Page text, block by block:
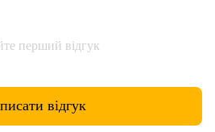
перший відгук
відгук